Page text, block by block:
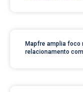
Mapfre amplia foco
relacionamento